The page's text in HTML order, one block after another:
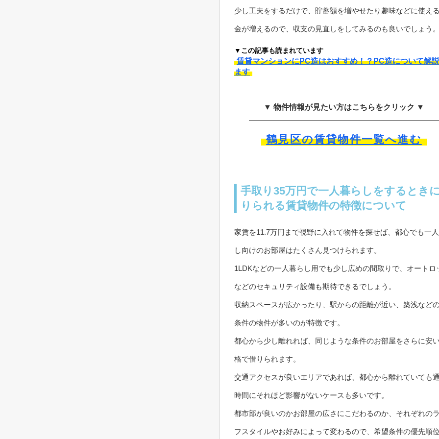
少し工夫をするだけで、貯蓄額を増やせたり趣味などに使え
金が増えるので、収支の見直しをしてみるのも良いでしょう。
▼この記事も読まれています
賃貸マンションにPC造はおすすめ！？PC造について解
ます
▼ 物件情報が見たい方はこちらをクリック ▼
鶴見区の賃貸物件一覧へ進む
手取り35万円で一人暮らしをするとき
りられる賃貸物件の特徴について
家賃を11.7万円まで視野に入れて物件を探せば、都心でも一
し向けのお部屋はたくさん見つけられます。
1LDKなどの一人暮らし用でも少し広めの間取りで、オートロ
などのセキュリティ設備も期待できるでしょう。
収納スペースが広かったり、駅からの距離が近い、築浅など
条件の物件が多いのが特徴です。
都心から少し離れれば、同じような条件のお部屋をさらに安
格で借りられます。
交通アクセスが良いエリアであれば、都心から離れていても
時間にそれほど影響がないケースも多いです。
都市部が良いのかお部屋の広さにこだわるのか、それぞれの
フスタイルやお好みによって変わるので、希望条件の優先順